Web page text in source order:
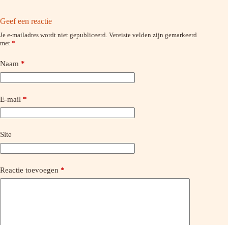
Geef een reactie
Je e-mailadres wordt niet gepubliceerd. Vereiste velden zijn gemarkeerd
met *
Naam *
E-mail *
Site
Reactie toevoegen *